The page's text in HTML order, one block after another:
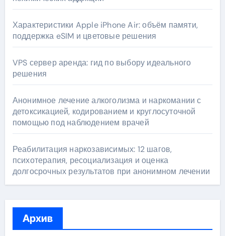
Характеристики Apple iPhone Air: объём памяти,
поддержка eSIM и цветовые решения
VPS сервер аренда: гид по выбору идеального
решения
Анонимное лечение алкоголизма и наркомании с
детоксикацией, кодированием и круглосуточной
помощью под наблюдением врачей
Реабилитация наркозависимых: 12 шагов,
психотерапия, ресоциализация и оценка
долгосрочных результатов при анонимном лечении
Архив